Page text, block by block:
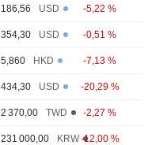
186,56 USD -5,22 %
354,30 USD -0,51 %
5,860 HKD -7,13 %
434,30 USD -20,29 %
2 370,00 TWD -2,27 %
231 000,00 KRW-12,00 %